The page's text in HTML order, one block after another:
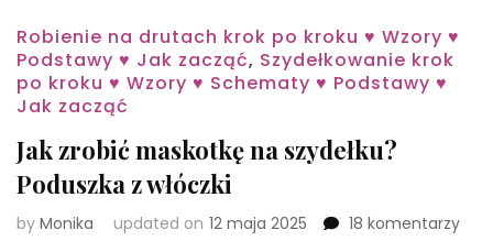
Robienie na drutach krok po kroku ♥ Wzory ♥
Podstawy ♥ Jak zacząć, Szydełkowanie krok
po kroku ♥ Wzory ♥ Schematy ♥ Podstawy ♥
Jak zacząć
Jak zrobić maskotkę na szydełku?
Poduszka z włóczki
by Monika updated on 12 maja 2025 18 komentarzydo